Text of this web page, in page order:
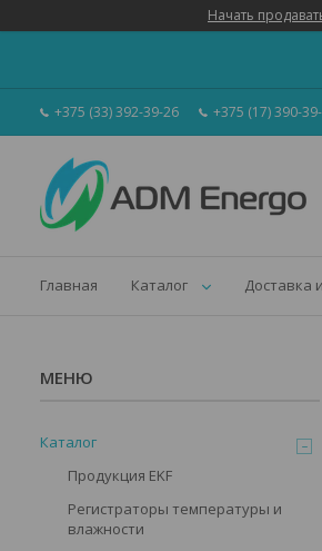
Начать
+375 (33) 392-39-26 +375 (17) 390-
Главная Каталог Доставка
Каталог
Продукция EKF
Регистраторы температуры и
влажности